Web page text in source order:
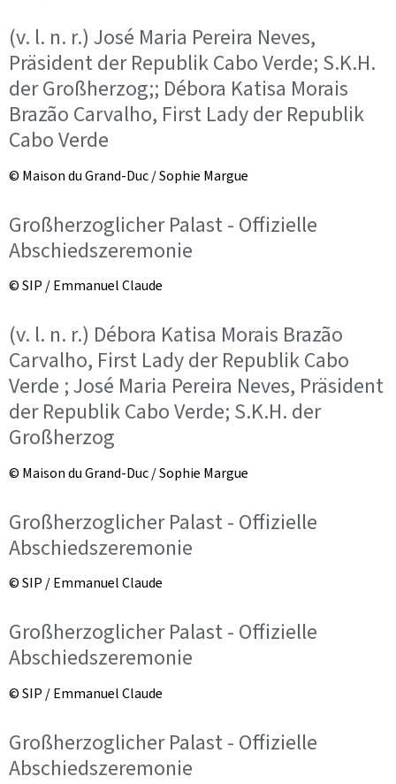
(v. l. n. r.) José Maria Pereira Neves,
Präsident der Republik Cabo Verde; S.K.H.
der Großherzog;; Débora Katisa Morais
Brazão Carvalho, First Lady der Republik
Cabo Verde
© Maison du Grand-Duc / Sophie Margue
Großherzoglicher Palast - Offizielle
Abschiedszeremonie
© SIP / Emmanuel Claude
(v. l. n. r.) Débora Katisa Morais Brazão
Carvalho, First Lady der Republik Cabo
Verde ; José Maria Pereira Neves, Präsident
der Republik Cabo Verde; S.K.H. der
Großherzog
© Maison du Grand-Duc / Sophie Margue
Großherzoglicher Palast - Offizielle
Abschiedszeremonie
© SIP / Emmanuel Claude
Großherzoglicher Palast - Offizielle
Abschiedszeremonie
© SIP / Emmanuel Claude
Großherzoglicher Palast - Offizielle
Abschiedszeremonie